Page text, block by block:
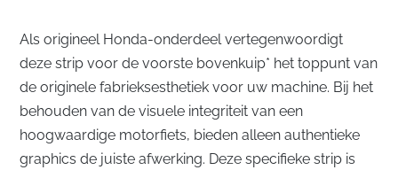
Als origineel Honda-onderdeel vertegenwoordigt
deze strip voor de voorste bovenkuip* het toppunt van
de originele fabrieksesthetiek voor uw machine. Bij het
behouden van de visuele integriteit van een
hoogwaardige motorfiets, bieden alleen authentieke
graphics de juiste afwerking. Deze specifieke strip is